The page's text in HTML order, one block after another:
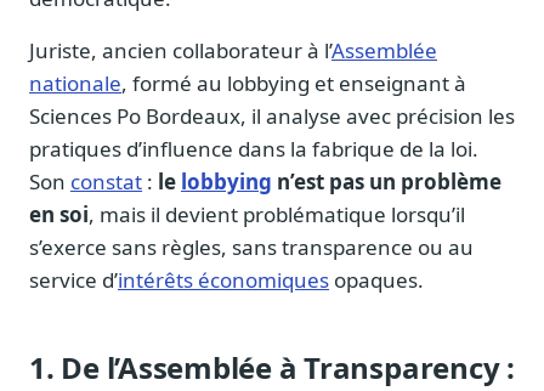
Blog & Podcast Hémicycle
Lexique parlementaire
Glossaire affaires publiques
Lexique par thème métier
Sources couvertes
23 flux indexés
Nouveautés produit
Ils utilisent Legiwatch
Juriste, ancien collaborateur à l’Assemblée
nationale, formé au lobbying et enseignant à
Sciences Po Bordeaux, il analyse avec précision les
pratiques d’influence dans la fabrique de la loi.
Son constat : le lobbying n’est pas un problème
en soi, mais il devient problématique lorsqu’il
s’exerce sans règles, sans transparence ou au
service d’intérêts économiques opaques.
1. De l’Assemblée à Transparency :